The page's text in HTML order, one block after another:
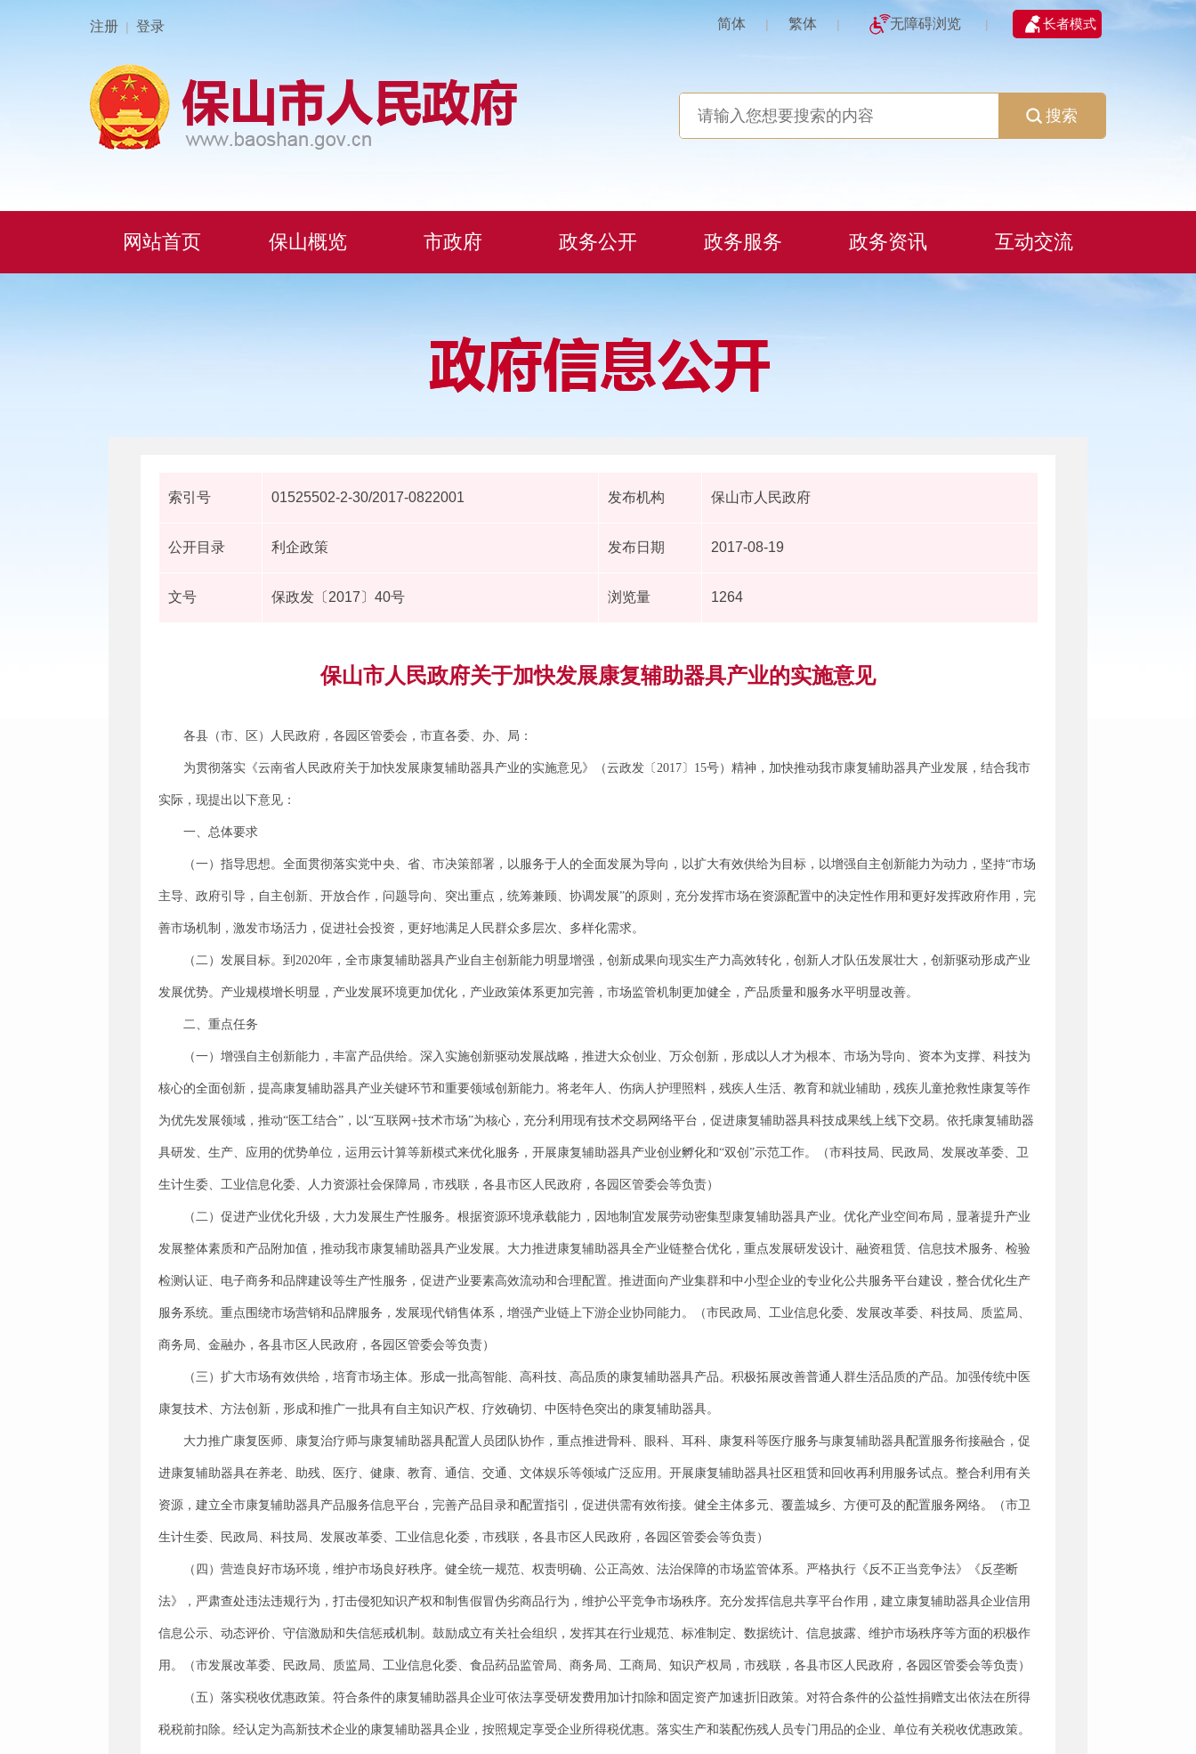
注册 | 登录 简体 | 繁体 | 无障碍浏览 | 长者模式
搜索
网站首页 保山概览 市政府 政务公开 政务服务 政务资讯 互动交流
索引号 01525502-2-30/2017-0822001 发布机构 保山市人民政府
公开目录 利企政策 发布日期 2017-08-19
文号 保政发〔2017〕40号 浏览量 1264
保山市人民政府关于加快发展康复辅助器具产业的实施意见
各县（市、区）人民政府，各园区管委会，市直各委、办、局：
为贯彻落实《云南省人民政府关于加快发展康复辅助器具产业的实施意见》（云政发〔2017〕15号）精神，加快推动我市康复辅助器具产业发展，结合我市
实际，现提出以下意见：
一、总体要求
（一）指导思想。全面贯彻落实党中央、省、市决策部署，以服务于人的全面发展为导向，以扩大有效供给为目标，以增强自主创新能力为动力，坚持“市场
主导、政府引导，自主创新、开放合作，问题导向、突出重点，统筹兼顾、协调发展”的原则，充分发挥市场在资源配置中的决定性作用和更好发挥政府作用，完
善市场机制，激发市场活力，促进社会投资，更好地满足人民群众多层次、多样化需求。
（二）发展目标。到2020年，全市康复辅助器具产业自主创新能力明显增强，创新成果向现实生产力高效转化，创新人才队伍发展壮大，创新驱动形成产业
发展优势。产业规模增长明显，产业发展环境更加优化，产业政策体系更加完善，市场监管机制更加健全，产品质量和服务水平明显改善。
二、重点任务
（一）增强自主创新能力，丰富产品供给。深入实施创新驱动发展战略，推进大众创业、万众创新，形成以人才为根本、市场为导向、资本为支撑、科技为
核心的全面创新，提高康复辅助器具产业关键环节和重要领域创新能力。将老年人、伤病人护理照料，残疾人生活、教育和就业辅助，残疾儿童抢救性康复等作
为优先发展领域，推动“医工结合”，以“互联网+技术市场”为核心，充分利用现有技术交易网络平台，促进康复辅助器具科技成果线上线下交易。依托康复辅助器
具研发、生产、应用的优势单位，运用云计算等新模式来优化服务，开展康复辅助器具产业创业孵化和“双创”示范工作。（市科技局、民政局、发展改革委、卫
生计生委、工业信息化委、人力资源社会保障局，市残联，各县市区人民政府，各园区管委会等负责）
（二）促进产业优化升级，大力发展生产性服务。根据资源环境承载能力，因地制宜发展劳动密集型康复辅助器具产业。优化产业空间布局，显著提升产业
发展整体素质和产品附加值，推动我市康复辅助器具产业发展。大力推进康复辅助器具全产业链整合优化，重点发展研发设计、融资租赁、信息技术服务、检验
检测认证、电子商务和品牌建设等生产性服务，促进产业要素高效流动和合理配置。推进面向产业集群和中小型企业的专业化公共服务平台建设，整合优化生产
服务系统。重点围绕市场营销和品牌服务，发展现代销售体系，增强产业链上下游企业协同能力。（市民政局、工业信息化委、发展改革委、科技局、质监局、
商务局、金融办，各县市区人民政府，各园区管委会等负责）
（三）扩大市场有效供给，培育市场主体。形成一批高智能、高科技、高品质的康复辅助器具产品。积极拓展改善普通人群生活品质的产品。加强传统中医
康复技术、方法创新，形成和推广一批具有自主知识产权、疗效确切、中医特色突出的康复辅助器具。
大力推广康复医师、康复治疗师与康复辅助器具配置人员团队协作，重点推进骨科、眼科、耳科、康复科等医疗服务与康复辅助器具配置服务衔接融合，促
进康复辅助器具在养老、助残、医疗、健康、教育、通信、交通、文体娱乐等领域广泛应用。开展康复辅助器具社区租赁和回收再利用服务试点。整合利用有关
资源，建立全市康复辅助器具产品服务信息平台，完善产品目录和配置指引，促进供需有效衔接。健全主体多元、覆盖城乡、方便可及的配置服务网络。（市卫
生计生委、民政局、科技局、发展改革委、工业信息化委，市残联，各县市区人民政府，各园区管委会等负责）
（四）营造良好市场环境，维护市场良好秩序。健全统一规范、权责明确、公正高效、法治保障的市场监管体系。严格执行《反不正当竞争法》《反垄断
法》，严肃查处违法违规行为，打击侵犯知识产权和制售假冒伪劣商品行为，维护公平竞争市场秩序。充分发挥信息共享平台作用，建立康复辅助器具企业信用
信息公示、动态评价、守信激励和失信惩戒机制。鼓励成立有关社会组织，发挥其在行业规范、标准制定、数据统计、信息披露、维护市场秩序等方面的积极作
用。（市发展改革委、民政局、质监局、工业信息化委、食品药品监管局、商务局、工商局、知识产权局，市残联，各县市区人民政府，各园区管委会等负责）
（五）落实税收优惠政策。符合条件的康复辅助器具企业可依法享受研发费用加计扣除和固定资产加速折旧政策。对符合条件的公益性捐赠支出依法在所得
税税前扣除。经认定为高新技术企业的康复辅助器具企业，按照规定享受企业所得税优惠。落实生产和装配伤残人员专门用品的企业、单位有关税收优惠政策。